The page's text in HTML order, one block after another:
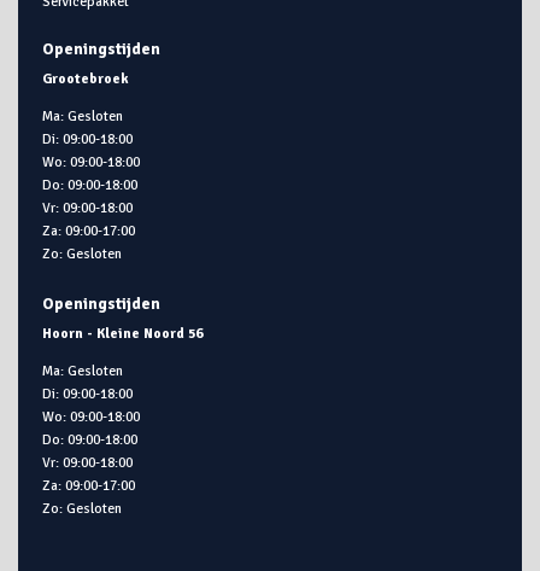
Openingstijden
Grootebroek
Ma: Gesloten
Di: 09:00-18:00
Wo: 09:00-18:00
Do: 09:00-18:00
Vr: 09:00-18:00
Za: 09:00-17:00
Zo: Gesloten
Openingstijden
Hoorn - Kleine Noord 56
Ma: Gesloten
Di: 09:00-18:00
Wo: 09:00-18:00
Do: 09:00-18:00
Vr: 09:00-18:00
Za: 09:00-17:00
Zo: Gesloten